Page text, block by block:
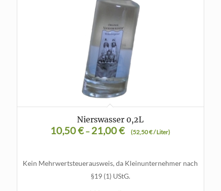
Nierswasser 0,2L
10,50€ – 21,00€ (52,50€/Liter)
Kein Mehrwertsteuerausweis, da Kleinunternehmer nach
§19 (1) UStG.